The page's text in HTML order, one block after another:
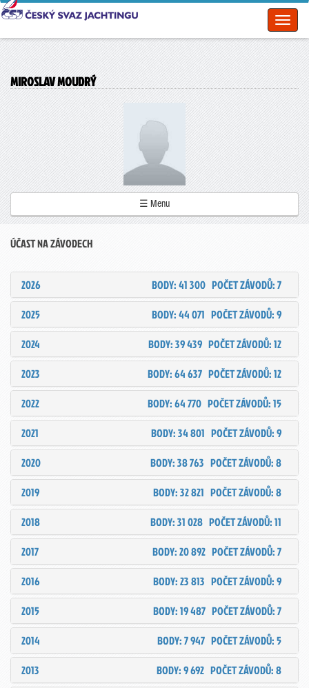
MIROSLAV MOUDRÝ
☰ Menu
ÚČAST NA ZÁVODECH
2026 POČET ZÁVODŮ: 7
BODY: 41 300
2025
POČET ZÁVODŮ: 9
BODY: 44 071
2024
POČET ZÁVODŮ: 12
BODY: 39 439
2023
POČET ZÁVODŮ: 12
BODY: 64 637
2022
POČET ZÁVODŮ: 15
BODY: 64 770
2021
POČET ZÁVODŮ: 9
BODY: 34 801
2020
POČET ZÁVODŮ: 8
BODY: 38 763
2019
POČET ZÁVODŮ: 8
BODY: 32 821
2018
POČET ZÁVODŮ: 11
BODY: 31 028
2017
POČET ZÁVODŮ: 7
BODY: 20 892
2016
POČET ZÁVODŮ: 9
BODY: 23 813
2015
POČET ZÁVODŮ: 7
BODY: 19 487
2014
POČET ZÁVODŮ: 5
BODY: 7 947
2013
POČET ZÁVODŮ: 8
BODY: 9 692